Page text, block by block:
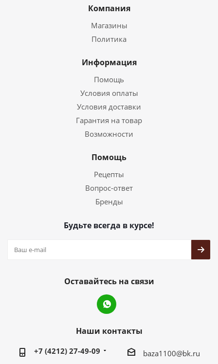
Компания
Магазины
Политика
Информация
Помощь
Условия оплаты
Условия доставки
Гарантия на товар
Возможности
Помощь
Рецепты
Вопрос-ответ
Бренды
Будьте всегда в курсе!
Оставайтесь на связи
Наши контакты
+7 (4212) 27-49-09 baza1100@bk.ru